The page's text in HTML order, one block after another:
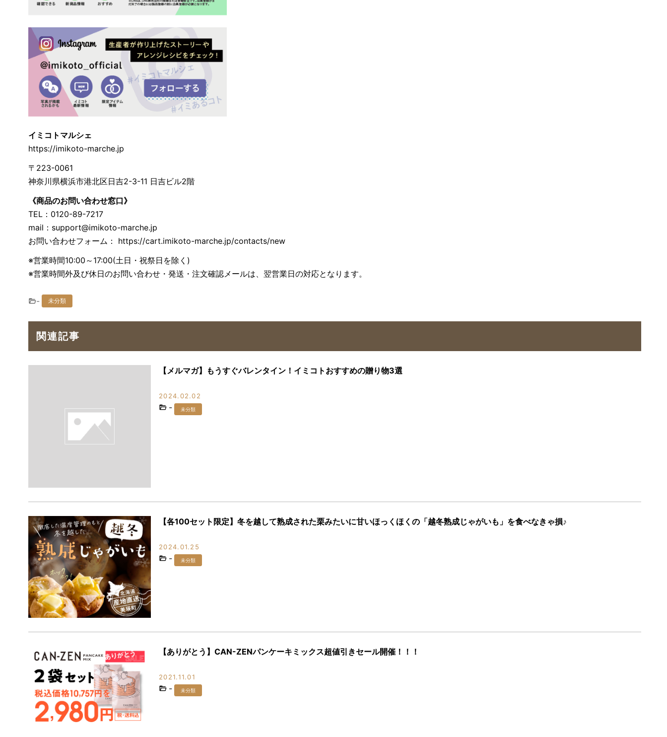
イミコトマルシェ
https://imikoto-marche.jp
〒223-0061
神奈川県横浜市港北区日吉2-3-11 日吉ビル2階
《商品のお問い合わせ窓口》
TEL：0120-89-7217
mail： support@imikoto-marche.jp
お問い合わせフォーム： https://cart.imikoto-marche.jp/contacts/new
※営業時間10:00～17:00(土日・祝祭日を除く)
※営業時間外及び休日のお問い合わせ・発送・注文確認メールは、翌営業日の対応となります。
- 未分類
関連記事
【メルマガ】もうすぐバレンタイン！イミコトおすすめの贈り物3選
2024.02.02
- 未分類
【各100セット限定】冬を越して熟成された栗みたいに甘いほっくほくの「越冬熟成じゃがいも」を食べなきゃ損♪
2024.01.25
- 未分類
【ありがとう】CAN-ZENパンケーキミックス超値引きセール開催！！！
2021.11.01
- 未分類